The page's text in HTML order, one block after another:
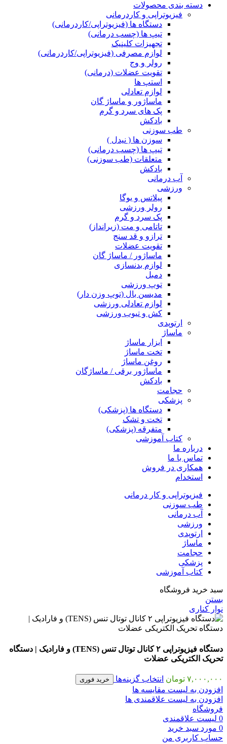
دسته بندی محصولات
فیزیوتراپی و کاردرمانی
دستگاه ها (فیزیوتراپی/کاردرمانی)
تیپ ها (چسب درمانی)
تجهیزات کلینیک
لوازم مصرفی (فیزیوتراپی/کاردرمانی)
رولر و وج
تقویت عضلات (درمانی)
استپ ها
لوازم تعادلی
ماساژور و ماساژ گان
پک های سرد و گرم
بادکش
طب سوزنی
سوزن ها ( نیدل )
تیپ ها (چسب درمانی)
متعلقات (طب سوزنی)
بادکش
آب درمانی
ورزشی
پیلاتس و یوگا
رولر ورزشی
پک سرد و گرم
تاتامی و مت (زیرانداز)
ترازو و قد سنج
تقویت عضلات
ماساژور / ماساژ گان
لوازم بدنسازی
دمبل
توپ ورزشی
مدیسن بال (توپ وزن دار)
لوازم تعادلی ورزشی
کش و تیوب ورزشی
ارتوپدی
ماساژ
ابزار ماساژ
تخت ماساژ
روغن ماساژ
ماساژور برقی / ماساژگان
بادکش
حجامت
پزشکی
دستگاه ها (پزشکی)
تخت و تشک
متفرقه (پزشکی)
کتاب آموزشی
درباره ما
تماس با ما
همکاری در فروش
استخدام
فیزیوتراپی و کار درمانی
طب سوزنی
آب درمانی
ورزشی
ارتوپدی
ماساژ
حجامت
پزشکی
کتاب آموزشی
سبد خرید فروشگاه
بستن
نوار کناری
دستگاه فیزیوتراپی ۲ کانال توتال تنس (TENS) و فارادیک | دستگاه
تحریک الکتریکی عضلات
۷,۰۰۰,۰۰۰ تومان انتخاب گزینه‌ها خرید فوری
افزودن به لیست مقایسه ها
افزودن به لیست علاقمندی ها
فروشگاه
0 لیست علاقمندی
0 مورد سبد خرید
حساب کاربری من